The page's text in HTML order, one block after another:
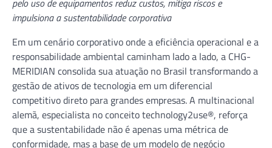
pelo uso de equipamentos reduz custos, mitiga riscos e
impulsiona a sustentabilidade corporativa
Em um cenário corporativo onde a eficiência operacional e a
responsabilidade ambiental caminham lado a lado, a CHG-
MERIDIAN consolida sua atuação no Brasil transformando a
gestão de ativos de tecnologia em um diferencial
competitivo direto para grandes empresas. A multinacional
alemã, especialista no conceito technology2use®, reforça
que a sustentabilidade não é apenas uma métrica de
conformidade, mas a base de um modelo de negócio